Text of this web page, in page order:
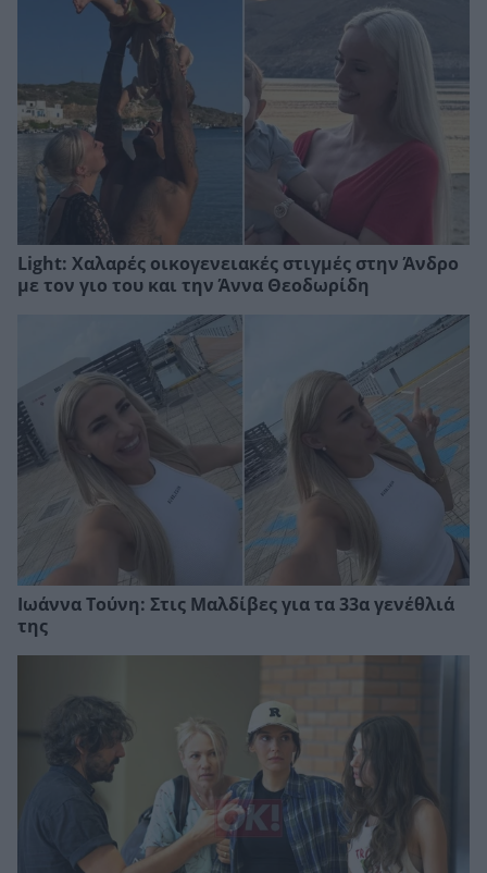
Light: Χαλαρές οικογενειακές στιγμές στην Άνδρο
με τον γιο του και την Άννα Θεοδωρίδη
Ιωάννα Τούνη: Στις Μαλδίβες για τα 33α γενέθλιά
της